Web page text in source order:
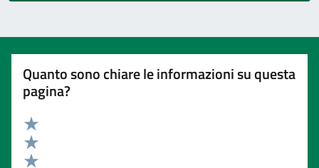
Quanto sono chiare le informazioni su questa
pagina?
Valuta 5 stelle su 5
Valuta 4 stelle su 5